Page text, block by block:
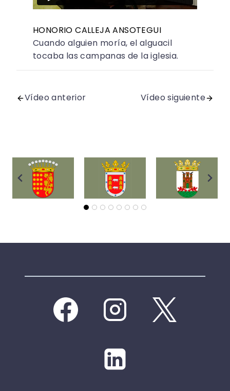
HONORIO CALLEJA ANSOTEGUI
Cuando alguien moría, el alguacil
tocaba las campanas de la iglesia.
Vídeo anterior Vídeo siguiente